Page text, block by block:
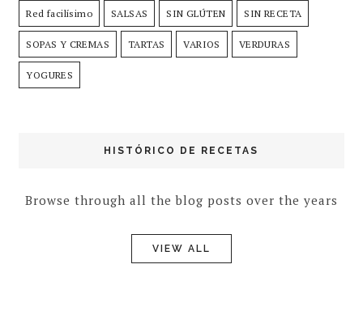
Red facilísimo SALSAS SIN GLÚTEN SIN RECETA
SOPAS Y CREMAS TARTAS VARIOS VERDURAS
YOGURES
HISTÓRICO DE RECETAS
Browse through all the blog posts over the years
VIEW ALL